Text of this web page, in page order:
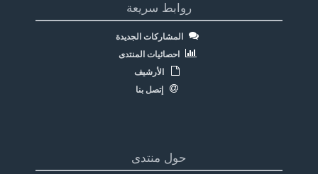
روابط سريعة
المشاركات الجديدة
احصائيات المنتدى
الأرشيف
إتصل بنا
حول منتدى